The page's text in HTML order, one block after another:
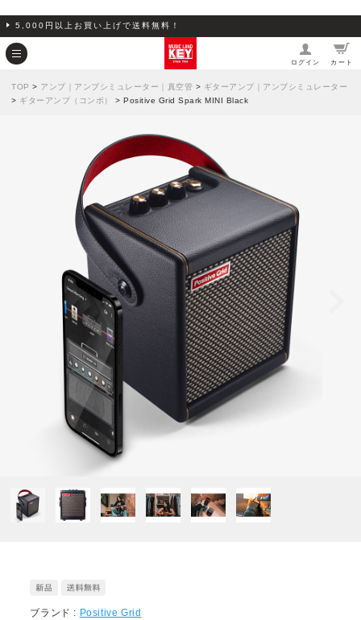
5,000円以上お買い上げで送料無料！
ログイン カート
TOP > アンプ｜アンプシミュレーター｜真空管 > ギターアンプ｜アンプシミュレーター
> ギターアンプ（コンボ） > Positive Grid Spark MINI Black
ブランド : Positive Grid